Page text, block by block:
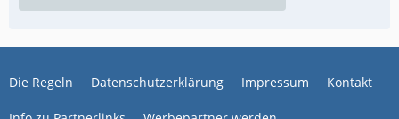
Die Regeln Datenschutzerklärung Impressum Kontakt